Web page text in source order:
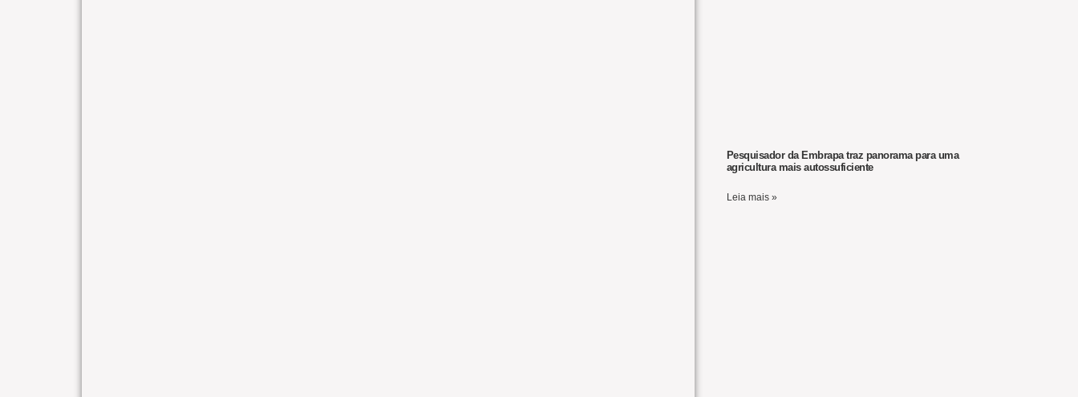
Pesquisador da Embrapa traz panorama para uma
agricultura mais autossuficiente
Leia mais »